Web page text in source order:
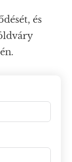
és